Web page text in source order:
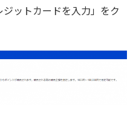
ットカードを入力」をク